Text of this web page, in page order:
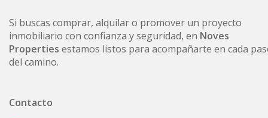
Si buscas comprar, alquilar o promover un proyecto
inmobiliario con confianza y seguridad, en Noves
Properties estamos listos para acompañarte en cada
del camino.
Contacto